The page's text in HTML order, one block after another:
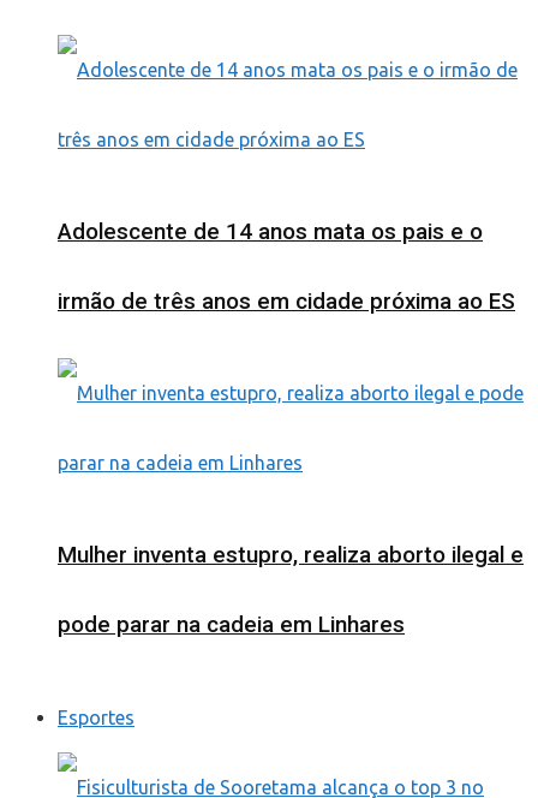
Adolescente de 14 anos mata os pais e o
irmão de três anos em cidade próxima ao ES
Mulher inventa estupro, realiza aborto ilegal e
pode parar na cadeia em Linhares
Esportes